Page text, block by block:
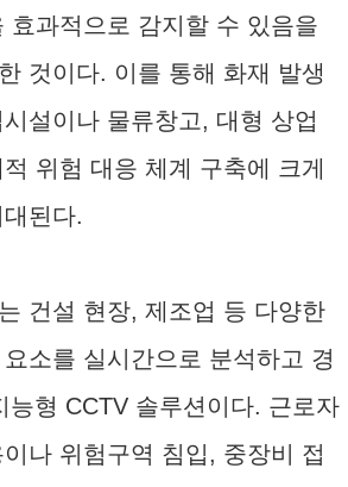
효과적으로 감지할 수 있음을
것이다. 이를 통해 화재 발생
설이나 물류창고, 대형 상업
위험 대응 체계 구축에 크게
된다.
건설 현장, 제조업 등 다양한
소를 실시간으로 분석하고 경
능형 CCTV 솔루션이다. 근로자
나 위험구역 침입, 중장비 접